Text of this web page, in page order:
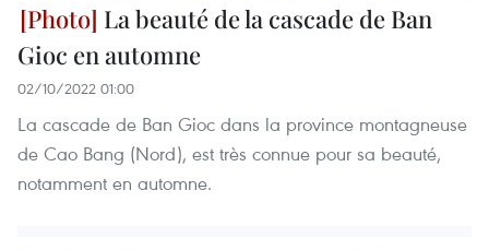
La beauté de la cascade de Ban
Gioc en automne
02/10/2022 01:00
La cascade de Ban Gioc dans la province montagneuse
de Cao Bang (Nord), est très connue pour sa beauté,
notamment en automne.